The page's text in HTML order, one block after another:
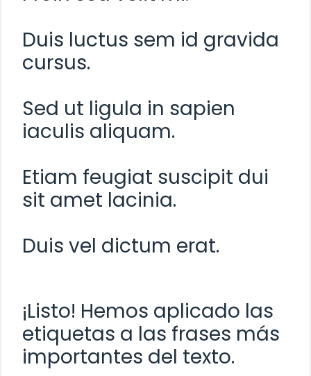
Duis luctus sem id gravida
cursus.
Sed ut ligula in sapien
iaculis aliquam.
Etiam feugiat suscipit dui
sit amet lacinia.
Duis vel dictum erat.
¡Listo! Hemos aplicado las
etiquetas a las frases más
importantes del texto.